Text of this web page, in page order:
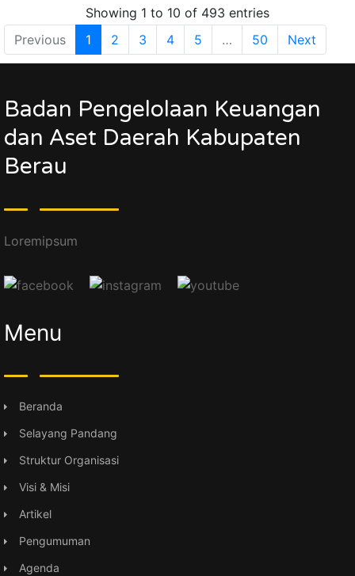
Showing 1 to 10 of 493 entries
Previous
1 2 3 4 5 … 50 Next
Badan Pengelolaan Keuangan
dan Aset Daerah Kabupaten
Berau
Loremipsum
Menu
Beranda
Selayang Pandang
Struktur Organisasi
Visi & Misi
Artikel
Pengumuman
Agenda